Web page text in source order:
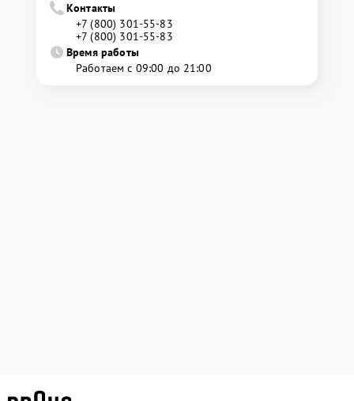
Контакты
+7 (800) 301-55-83
+7 (800) 301-55-83
Время работы
Работаем с 09:00 до 21:00